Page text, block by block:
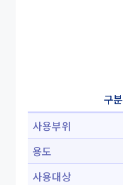
구분
사용부위
용도
사용대상